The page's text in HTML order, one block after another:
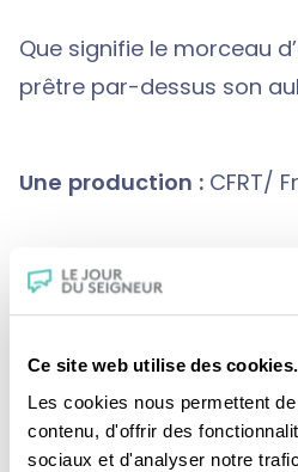
Ce site web utilise des cookies.
Les cookies nous permettent
contenu, d'offrir des
sociaux et d'analyser notre
Que signifie le morceau
prêtre par-dessus son
Une production : CFRT/
Crédits :